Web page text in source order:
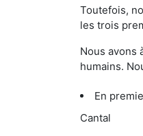
Toutefois,
les trois
Nous avons
humains.
En
Cantal